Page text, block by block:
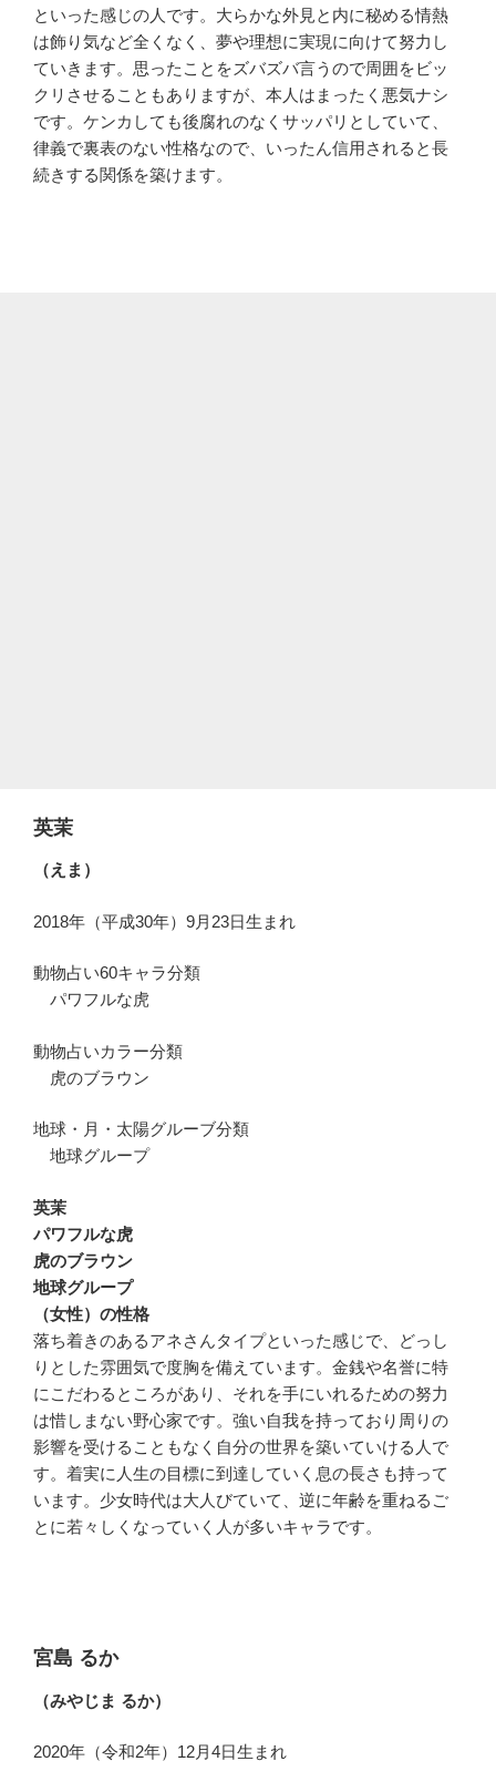
といった感じの人です。大らかな外見と内に秘める情熱
は飾り気など全くなく、夢や理想に実現に向けて努力し
ていきます。思ったことをズバズバ言うので周囲をビッ
クリさせることもありますが、本人はまったく悪気ナシ
です。ケンカしても後腐れのなくサッパリとしていて、
律義で裏表のない性格なので、いったん信用されると長
続きする関係を築けます。
英茉
（えま）
2018年（平成30年）9月23日生まれ
動物占い60キャラ分類
パワフルな虎
動物占いカラー分類
虎のブラウン
地球・月・太陽グルーブ分類
地球グループ
英茉
パワフルな虎
虎のブラウン
地球グループ
（女性）の性格
落ち着きのあるアネさんタイプといった感じで、どっし
りとした雰囲気で度胸を備えています。金銭や名誉に特
にこだわるところがあり、それを手にいれるための努力
は惜しまない野心家です。強い自我を持っており周りの
影響を受けることもなく自分の世界を築いていける人で
す。着実に人生の目標に到達していく息の長さも持って
います。少女時代は大人びていて、逆に年齢を重ねるご
とに若々しくなっていく人が多いキャラです。
宮島 るか
（みやじま るか）
2020年（令和2年）12月4日生まれ